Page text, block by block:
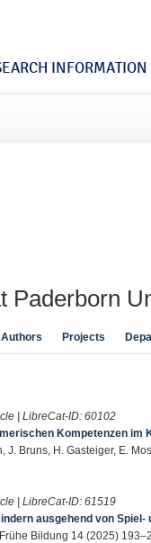
Paderborn
Authors Projects
| LibreCat-ID:60102
Kompetenzen im
J. Bruns, H. Gasteiger, E.
| LibreCat-ID:61519
ausgehend von
Bildung 14 (2025)